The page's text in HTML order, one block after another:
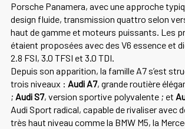
Porsche Panamera, avec une approche
design fluide, transmission quattro selon
haut de gamme et moteurs puissants. Les
étaient proposées avec des V6 essence et
2.8 FSI, 3.0 TFSI et 3.0 TDI.
Depuis son apparition, la famille A7 s’est
trois niveaux : Audi A7, grande routière
; Audi S7, version sportive polyvalente ; et
Audi Sport radical, capable de rivaliser avec
très haut niveau comme la BMW M5, la